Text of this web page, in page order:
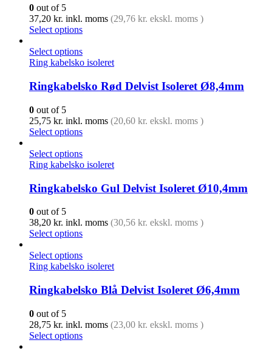
0 out of 5
37,20 kr. inkl. moms (29,76 kr. ekskl. moms )
Select options
Select options
Ring kabelsko isoleret
Ringkabelsko Rød Delvist Isoleret Ø8,4mm
0 out of 5
25,75 kr. inkl. moms (20,60 kr. ekskl. moms )
Select options
Select options
Ring kabelsko isoleret
Ringkabelsko Gul Delvist Isoleret Ø10,4mm
0 out of 5
38,20 kr. inkl. moms (30,56 kr. ekskl. moms )
Select options
Select options
Ring kabelsko isoleret
Ringkabelsko Blå Delvist Isoleret Ø6,4mm
0 out of 5
28,75 kr. inkl. moms (23,00 kr. ekskl. moms )
Select options